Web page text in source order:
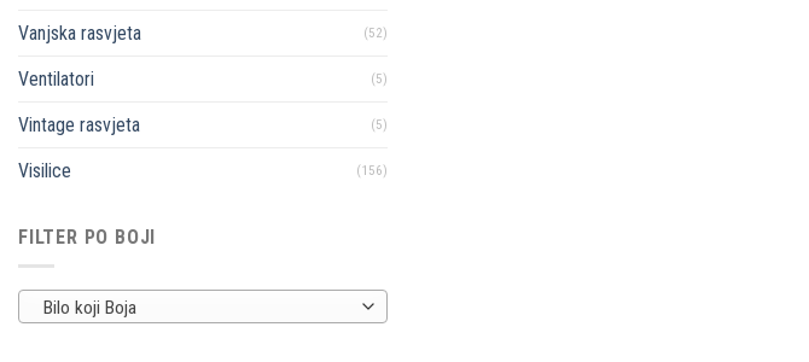
Vanjska rasvjeta (52)
Ventilatori (5)
Vintage rasvjeta (5)
Visilice (156)
FILTER PO BOJI
Bilo koji Boja